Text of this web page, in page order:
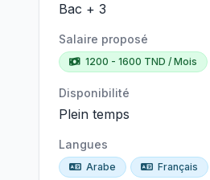
Bac + 3
Salaire proposé
1200 - 1600 TND / Mois
Disponibilité
Plein temps
Langues
Arabe Français